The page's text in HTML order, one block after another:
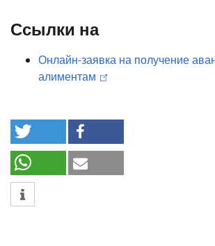
Ссылки на
Онлайн-заявка на получение
алиментам